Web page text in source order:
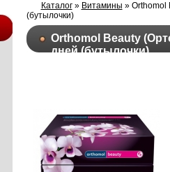
Каталог» Витамины » Orthomol
(бутылочки)
Orthomol Beauty
дней (бутылочки)